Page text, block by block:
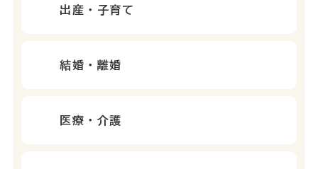
出産・子育て
結婚・離婚
医療・介護